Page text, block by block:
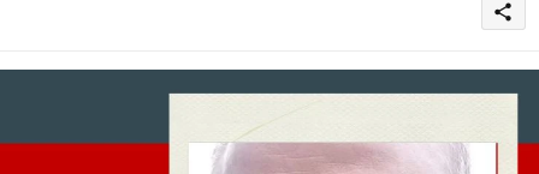
share